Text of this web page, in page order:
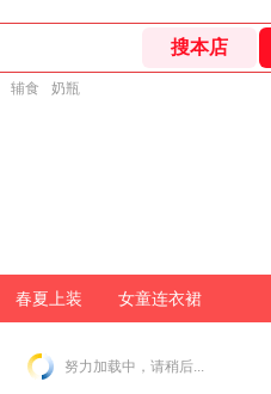
辅食 奶瓶
春夏上装 女童连衣裙
努力加载中，请稍后...